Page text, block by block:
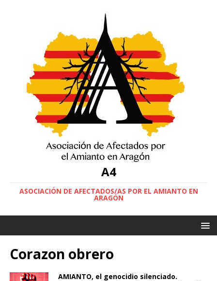
A4
ASOCIACIÓN DE AFECTADOS/AS POR EL AMIANTO EN
ARAGÓN
Corazon obrero
AMIANTO, el genocidio silenciado.